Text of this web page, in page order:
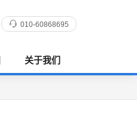
010-60868695
关于我们